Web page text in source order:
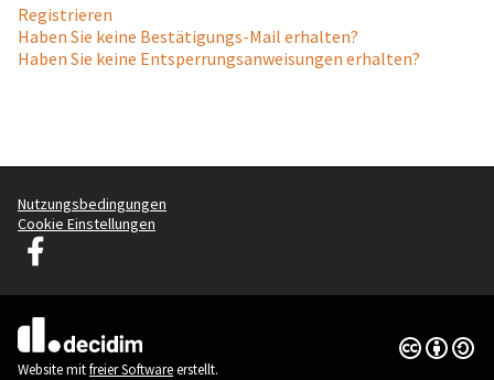
Registrieren
Haben Sie keine Bestätigungs-Mail erhalten?
Haben Sie keine Entsperrungsanweisungen erhalten?
Nutzungsbedingungen
Cookie Einstellungen
Graz Gemeinsam Gestalten auf Facebook
(Externer Link)
Website mitfreier Softwareerstellt.
Creative
(Externer